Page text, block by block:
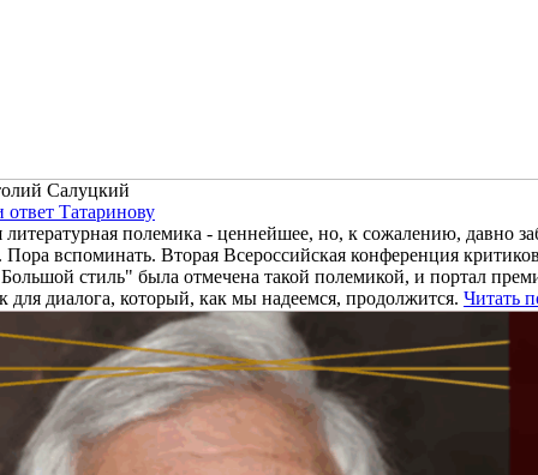
Салуцкий
Татаринову
литературная полемика - ценнейшее, но, к сожалению, давно
Пора вспоминать. Вторая Всероссийская конференция
стиль" была отмечена такой полемикой, и портал
для диалога, который, как мы надеемся, продолжится. Читать